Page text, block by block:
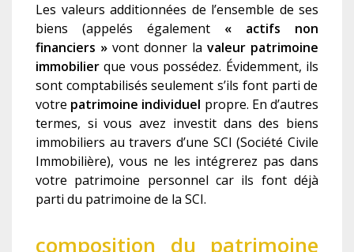
Les valeurs additionnées de l’ensemble de ses
biens (appelés également « actifs non
financiers » vont donner la valeur patrimoine
immobilier que vous possédez. Évidemment, ils
sont comptabilisés seulement s’ils font parti de
votre patrimoine individuel propre. En d’autres
termes, si vous avez investit dans des biens
immobiliers au travers d’une SCI (Société Civile
Immobilière), vous ne les intégrerez pas dans
votre patrimoine personnel car ils font déjà
parti du patrimoine de la SCI.
composition du patrimoine